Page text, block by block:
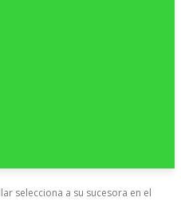
selecciona a su sucesora en el